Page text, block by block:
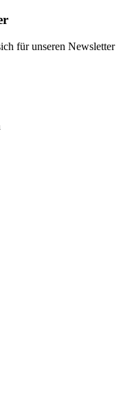
für unseren Newsletter